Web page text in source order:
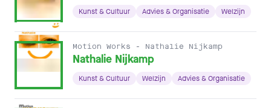
Kunst & Cultuur Advies & Organisatie Welzijn
Motion Works - Nathalie Nijkamp
Nathalie Nijkamp
Kunst & Cultuur Welzijn Advies & Organisatie